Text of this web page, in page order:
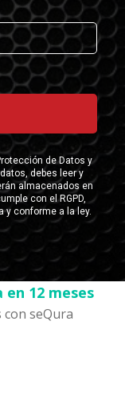
12 meses
seQura